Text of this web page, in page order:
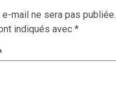
mail ne sera pas publiée.
indiqués avec *